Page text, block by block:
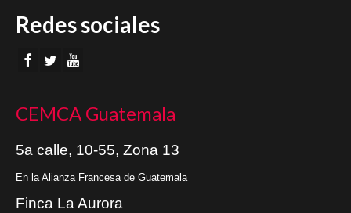
Redes sociales
CEMCA Guatemala
5a calle, 10-55, Zona 13
En la Alianza Francesa de Guatemala
Finca La Aurora